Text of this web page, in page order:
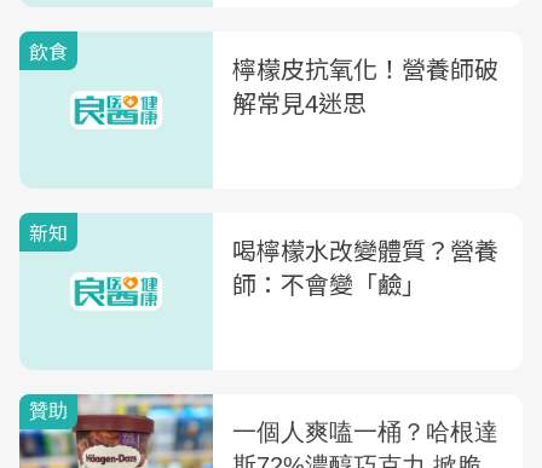
飲食
檸檬皮抗氧化！營養師破
解常見4迷思
新知
喝檸檬水改變體質？營養
師：不會變「鹼」